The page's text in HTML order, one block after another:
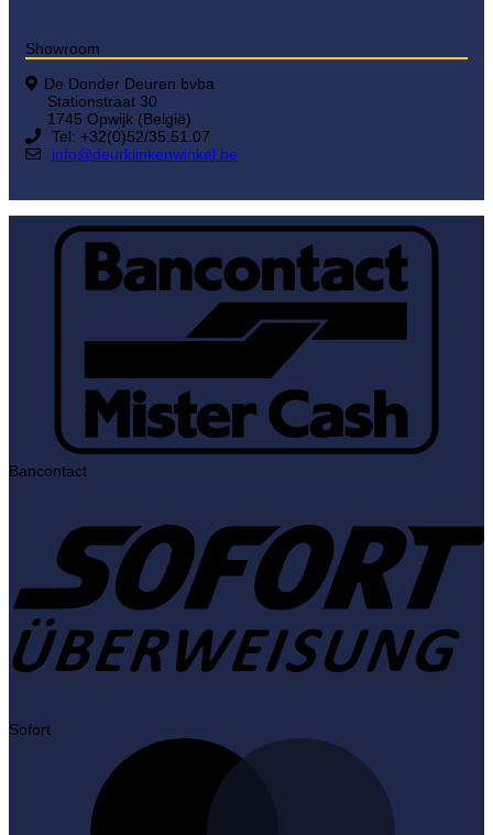
Showroom
De Donder Deuren bvba
Stationstraat 30
1745 Opwijk (België)
Tel: +32(0)52/35.51.07
info@deurklinkenwinkel.be
Bancontact
Sofort